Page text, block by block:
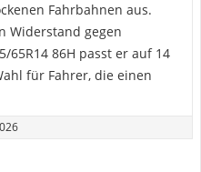
Fahrbahnen aus.
Widerstand gegen
65R14 86H passt er auf 14
für Fahrer, die einen